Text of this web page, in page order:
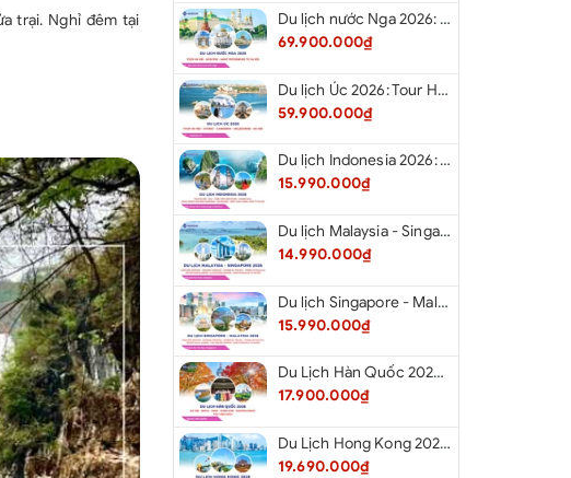
trại. Nghỉ đêm tại
Du lịch nước Nga 2026: Tour Hà Nội - Moscow - Saint Petersburg từ Hà Nội
69.900.000₫
Du lịch Úc 2026: Tour Hà Nội - Sydney - Canberra - Melbourne - Hà Nội
59.900.000₫
Du lịch Indonesia 2026: Tour Hà Nội - Bali - Cổng Trời Lempuyang - Swings Bali - Ngắm hoàng hôn biển Jimbaran - Kelingking - Sống Lưng Khủng Long từ Hà Nội
15.990.000₫
Du lịch Malaysia - Singapore 2026: Tour Đảo Sentosa - Madame Tussause - Garden By The Bay - Thành Cổ Malacca - Thủ Đô Kualalumpur - Cao Nguyên Genting - New Putrajaya từ Hà Nội
14.990.000₫
Du lịch Singapore - Malaysia 2026: Tour Đảo Sentosa - Madame Tussauds - Garden By The Bay - Thành cổ Malacca - Thủ đô Kuala Lumpur - Cao nguyên Genting - New Putrajaya từ Hà Nội
15.990.000₫
Du Lịch Hàn Quốc 2026: Hà Nội - Seoul - Nami - Everland - Painter Show - Thư Viện Sách
17.900.000₫
Du Lịch Hong Kong 2026: Khám phá Hongkong - Thâm Quyến - Quảng Châu từ Hà Nội
19.690.000₫